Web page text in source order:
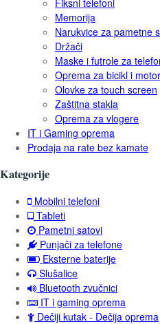
Fiksni telefoni
Memorija
Narukvice za pametne
Držači
Maske i futrole za
Oprema za bicikl i motor
Olovke za touch screen
Zaštitna stakla
Oprema za vlogere
IT i Gaming oprema
Prodaja na rate bez kamate
Kategorije
Mobilni telefoni
Tableti
Pametni satovi
Punjači za telefone
Eksterne baterije
Slušalice
Bluetooth zvučnici
IT i gaming oprema
Dečiji kutak - Dečija oprema